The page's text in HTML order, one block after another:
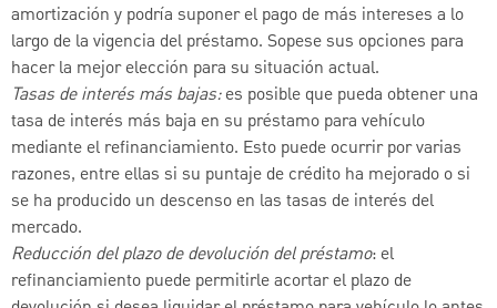
amortización y podría suponer el pago de más intereses a lo
largo de la vigencia del préstamo. Sopese sus opciones para
hacer la mejor elección para su situación actual.
Tasas de interés más bajas:es posible que pueda obtener una
tasa de interés más baja en su préstamo para vehículo
mediante el refinanciamiento. Esto puede ocurrir por varias
razones, entre ellas si su puntaje de crédito ha mejorado o si
se ha producido un descenso en las tasas de interés del
mercado.
Reducción del plazo de devolución del préstamo: el
refinanciamiento puede permitirle acortar el plazo de